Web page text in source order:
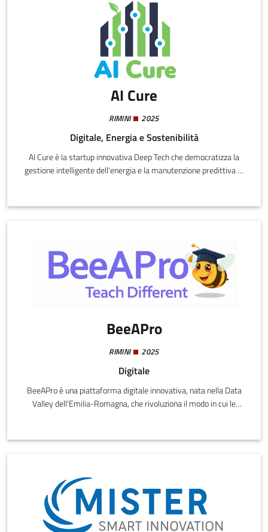
AI Cure
RIMINI 2025
Digitale, Energia e Sostenibilità
AI Cure è la startup innovativa Deep Tech che democratizza la
gestione intelligente dell'energia e la manutenzione predittiva di
e la loro reale comprensione, aiutando i manager a trasformare i
BeeAPro
RIMINI 2025
Digitale
BeeAPro è una piattaforma digitale innovativa, nata nella Data
Valley dell'Emilia-Romagna, che rivoluziona il modo in cui le